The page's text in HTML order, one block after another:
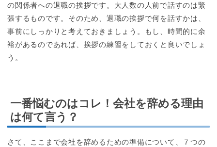
の関係者への退職の挨拶です。大人数の人前で話すのは緊
張するものです。そのため、退職の挨拶で何を話すかは、
事前にしっかりと考えておきましょう。もし、時間的に余
裕があるのであれば、挨拶の練習をしておくと良いでしょ
う。
一番悩むのはコレ！会社を辞める理由
は何て言う？
さて、ここまで会社を辞めるための準備について、７つの